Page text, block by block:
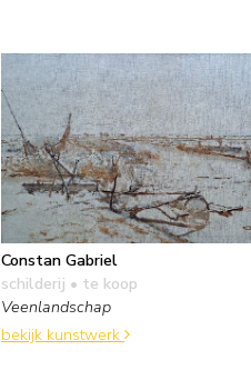
Constan Gabriel
schilderij • te koop
Veenlandschap
bekijk kunstwerk